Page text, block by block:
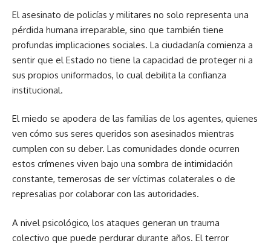
El asesinato de policías y militares no solo representa una
pérdida humana irreparable, sino que también tiene
profundas implicaciones sociales. La ciudadanía comienza a
sentir que el Estado no tiene la capacidad de proteger ni a
sus propios uniformados, lo cual debilita la confianza
institucional.
El miedo se apodera de las familias de los agentes, quienes
ven cómo sus seres queridos son asesinados mientras
cumplen con su deber. Las comunidades donde ocurren
estos crímenes viven bajo una sombra de intimidación
constante, temerosas de ser víctimas colaterales o de
represalias por colaborar con las autoridades.
A nivel psicológico, los ataques generan un trauma
colectivo que puede perdurar durante años. El terror